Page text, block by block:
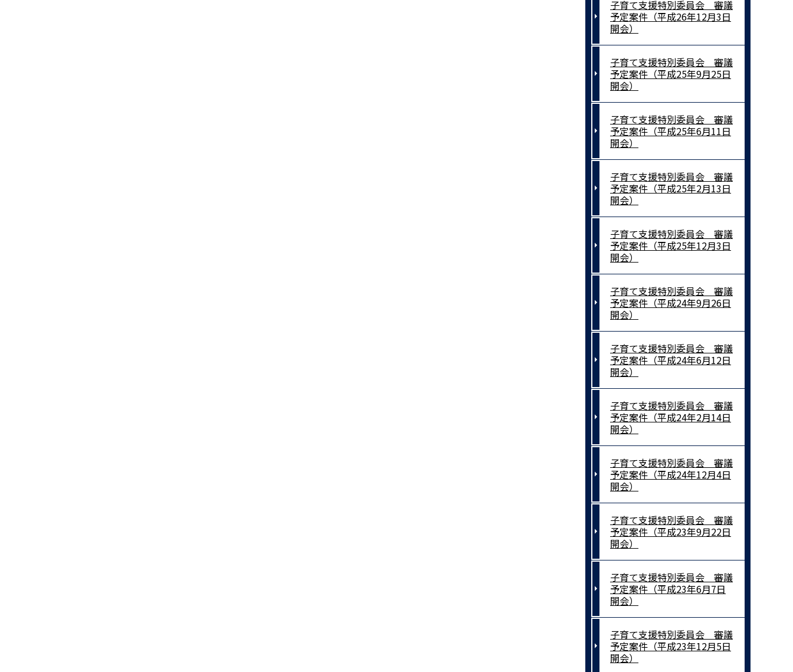
子育て支援特別委員会 審議
予定案件（平成26年12月3日
開会）
子育て支援特別委員会 審議
予定案件（平成25年9月25日
開会）
子育て支援特別委員会 審議
予定案件（平成25年6月11日
開会）
子育て支援特別委員会 審議
予定案件（平成25年2月13日
開会）
子育て支援特別委員会 審議
予定案件（平成25年12月3日
開会）
子育て支援特別委員会 審議
予定案件（平成24年9月26日
開会）
子育て支援特別委員会 審議
予定案件（平成24年6月12日
開会）
子育て支援特別委員会 審議
予定案件（平成24年2月14日
開会）
子育て支援特別委員会 審議
予定案件（平成24年12月4日
開会）
子育て支援特別委員会 審議
予定案件（平成23年9月22日
開会）
子育て支援特別委員会 審議
予定案件（平成23年6月7日
開会）
子育て支援特別委員会 審議
予定案件（平成23年12月5日
開会）